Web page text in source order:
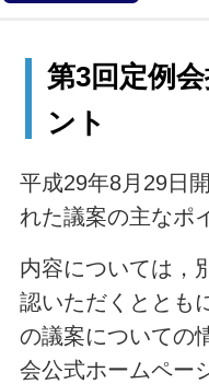
第3回定例
ント
平成29年8月29日
れた議案の主なポ
内容については，
認いただくととも
の議案についての
会公式ホームペー